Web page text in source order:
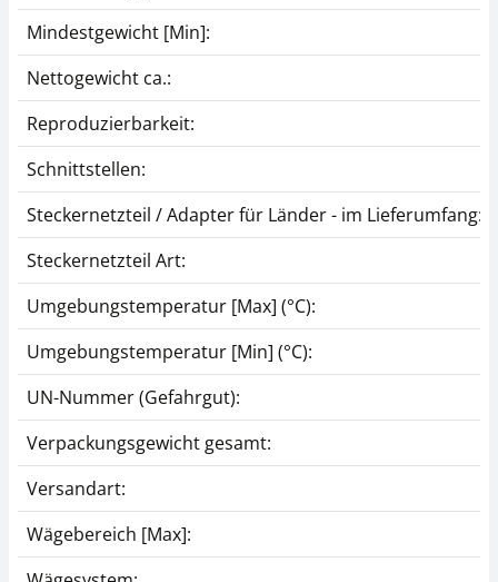
Mindestgewicht [Min]:
Nettogewicht ca.:
Reproduzierbarkeit:
Schnittstellen:
Steckernetzteil / Adapter für Länder - im Lieferumfang:
Steckernetzteil Art:
Umgebungstemperatur [Max] (°C):
Umgebungstemperatur [Min] (°C):
UN-Nummer (Gefahrgut):
Verpackungsgewicht gesamt:
Versandart:
Wägebereich [Max]: